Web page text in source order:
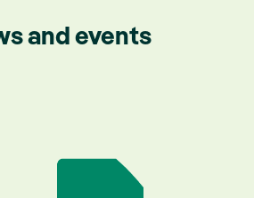
and events